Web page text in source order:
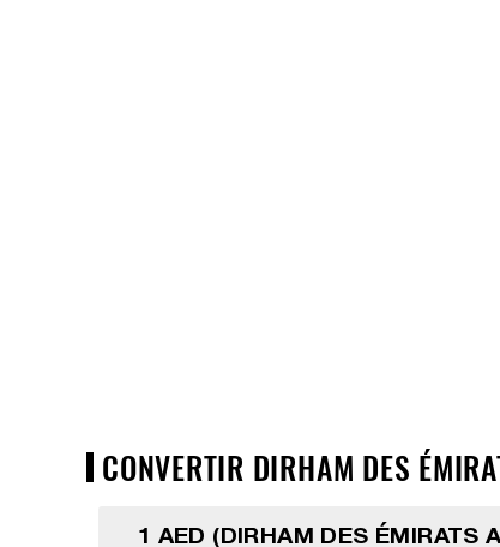
CONVERTIR DIRHAM DES
1 AED (DIRHAM DES ÉMIRATS